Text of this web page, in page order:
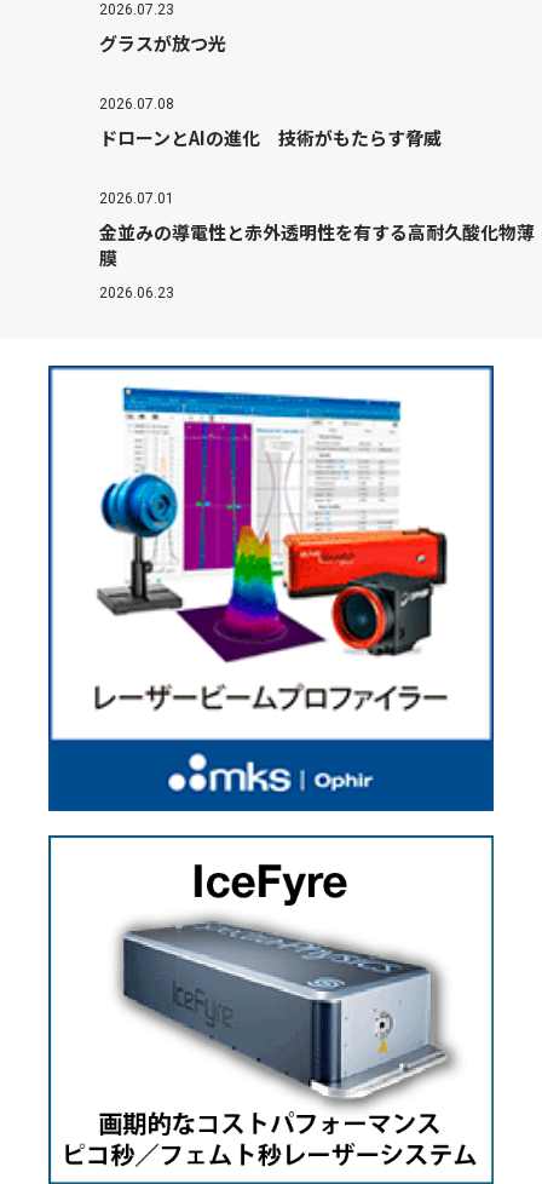
2026.07.23
グラスが放つ光
2026.07.08
ドローンとAIの進化 技術がもたらす脅威
2026.07.01
金並みの導電性と赤外透明性を有する高耐久酸化物薄
膜
2026.06.23